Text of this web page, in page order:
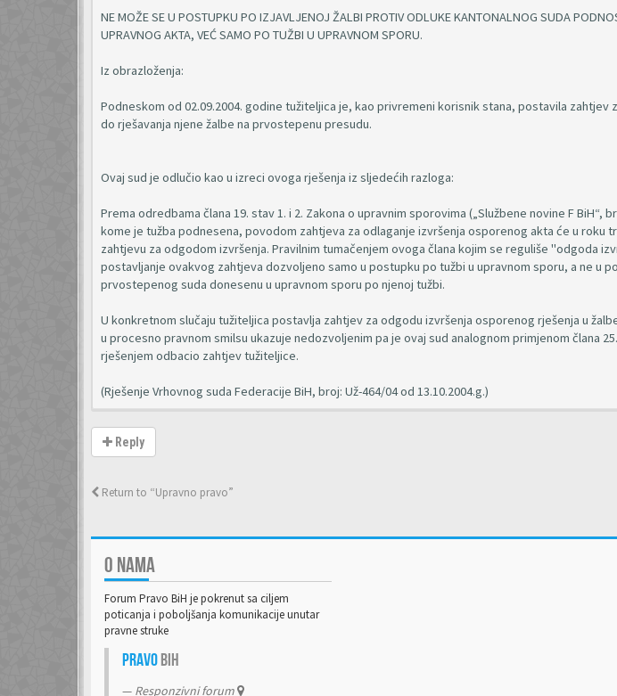
NE MOŽE SE U POSTUPKU PO IZJAVLJENOJ ŽALBI PROTIV ODLUKE KANTONALNOG SUDA
UPRAVNOG AKTA, VEĆ SAMO PO TUŽBI U UPRAVNOM SPORU.
Iz obrazloženja:
Podneskom od 02.09.2004. godine tužiteljica je, kao privremeni korisnik stana, postavila
do rješavanja njene žalbe na prvostepenu presudu.
Ovaj sud je odlučio kao u izreci ovoga rješenja iz sljedećih razloga:
Prema odredbama člana 19. stav 1. i 2. Zakona o upravnim sporovima („Službene novine F BiH“,
kome je tužba podnesena, povodom zahtjeva za odlaganje izvršenja osporenog akta će u roku
zahtjevu za odgodom izvršenja. Pravilnim tumačenjem ovoga člana kojim se reguliše "odgoda
postavljanje ovakvog zahtjeva dozvoljeno samo u postupku po tužbi u upravnom sporu, a ne u
prvostepenog suda donesenu u upravnom sporu po njenoj tužbi.
U konkretnom slučaju tužiteljica postavlja zahtjev za odgodu izvršenja osporenog rješenja u
u procesno pravnom smilsu ukazuje nedozvoljenim pa je ovaj sud analognom primjenom člana
rješenjem odbacio zahtjev tužiteljice.
(Rješenje Vrhovnog suda Federacije BiH, broj: Už-464/04 od 13.10.2004.g.)
Reply
Return to “Upravno pravo”
O NAMA
Forum Pravo BiH je pokrenut sa ciljem
poticanja i poboljšanja komunikacije unutar
pravne struke
PravoBiH
Responzivni forum